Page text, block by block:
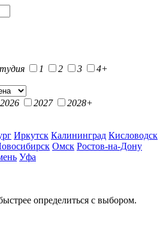
1 2 3
4+
2026 2027
2028+
Иркутск Калининград Кисловодск
Омск Ростов-на-Дону
Уфа
определиться с выбором.